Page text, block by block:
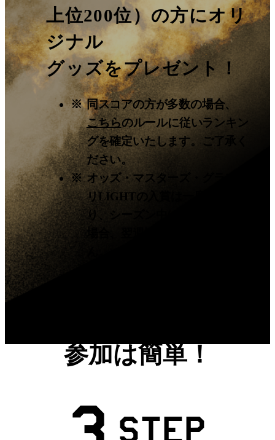
上位200位）の方にオリ
ジナル
グッズをプレゼント！
※ 同スコアの方が多数の場合、
こちらのルールに従いランキン
グを確定いたします。ご了承く
ださい。
※ オッズ・マスターズ・グランプ
リLIGHTの入賞は一度限りとな
り、シーズン中に一度入賞した
参加は簡単！
STEP